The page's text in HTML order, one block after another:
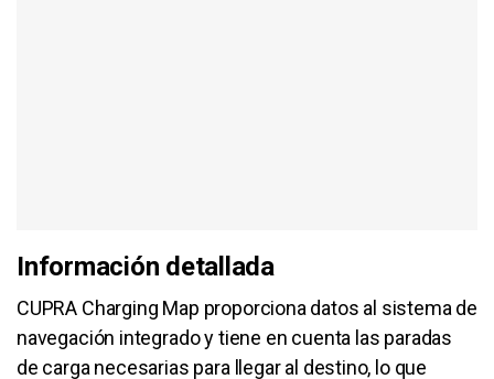
Información detallada
CUPRA Charging Map proporciona datos al sistema de
navegación integrado y tiene en cuenta las paradas
de carga necesarias para llegar al destino, lo que